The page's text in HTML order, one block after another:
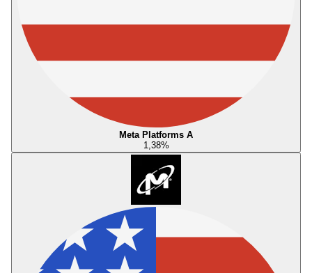
Meta Platforms A
1,38%